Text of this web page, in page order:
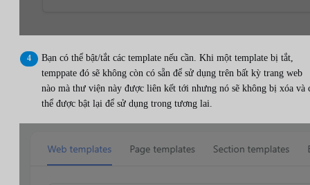
Bạn có thể bật/tắt các template nếu cần. Khi một template bị tắt,
temppate đó sẽ không còn có sẵn để sử dụng trên bất kỳ trang web
nào mà thư viện này được liên kết tới nhưng nó sẽ không bị xóa và
thể được bật lại để sử dụng trong tương lai.